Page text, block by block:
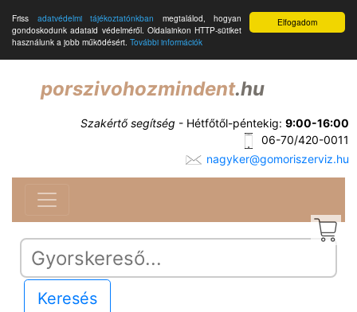
Elfogadom
Friss adatvédelmi tájékoztatónkban megtalálod, hogyan
gondoskodunk adataid védelméről. Oldalainkon HTTP-sütiket
használunk a jobb működésért. További információk
porszivohozmindent.hu
Szakértő segítség - Hétfőtől-péntekig: 9:00-16:00
06-70/420-0011
nagyker@gomoriszerviz.hu
Keresés